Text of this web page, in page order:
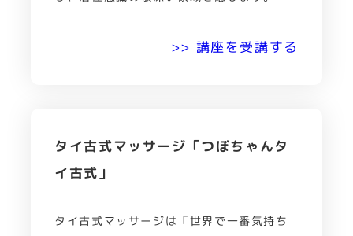
>> 講座を受講する
タイ古式マッサージ「つぼちゃんタ
イ古式」
タイ古式マッサージは「世界で一番気持ち